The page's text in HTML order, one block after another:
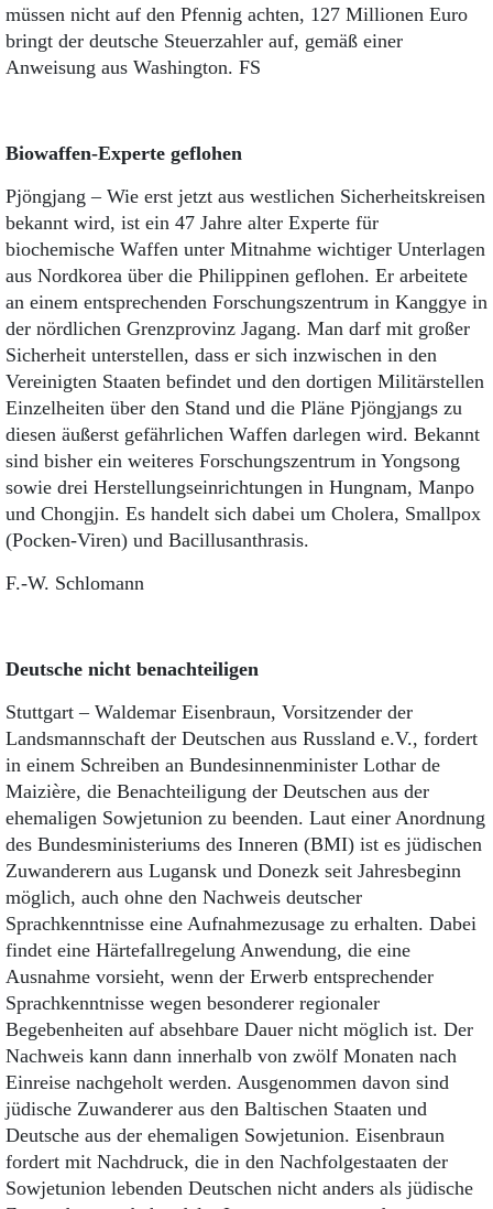
müssen nicht auf den Pfennig achten, 127 Millionen Euro
bringt der deutsche Steuerzahler auf, gemäß einer
Anweisung aus Washington. FS
Biowaffen-Experte geflohen
Pjöngjang – Wie erst jetzt aus westlichen Sicherheitskreisen
bekannt wird, ist ein 47 Jahre alter Experte für
biochemische Waffen unter Mitnahme wichtiger Unterlagen
aus Nordkorea über die Philippinen geflohen. Er arbeitete
an einem entsprechenden Forschungszentrum in Kanggye in
der nördlichen Grenzprovinz Jagang. Man darf mit großer
Sicherheit unterstellen, dass er sich inzwischen in den
Vereinigten Staaten befindet und den dortigen Militärstellen
Einzelheiten über den Stand und die Pläne Pjöngjangs zu
diesen äußerst gefährlichen Waffen darlegen wird. Bekannt
sind bisher ein weiteres Forschungszentrum in Yongsong
sowie drei Herstellungseinrichtungen in Hungnam, Manpo
und Chongjin. Es handelt sich dabei um Cholera, Smallpox
(Pocken-Viren) und Bacillusanthrasis.
F.-W. Schlomann
Deutsche nicht benachteiligen
Stuttgart – Waldemar Eisenbraun, Vorsitzender der
Landsmannschaft der Deutschen aus Russland e.V., fordert
in einem Schreiben an Bundesinnenminister Lothar de
Maizière, die Benachteiligung der Deutschen aus der
ehemaligen Sowjetunion zu beenden. Laut einer Anordnung
des Bundesministeriums des Inneren (BMI) ist es jüdischen
Zuwanderern aus Lugansk und Donezk seit Jahresbeginn
möglich, auch ohne den Nachweis deutscher
Sprachkenntnisse eine Aufnahmezusage zu erhalten. Dabei
findet eine Härtefallregelung Anwendung, die eine
Ausnahme vorsieht, wenn der Erwerb entsprechender
Sprachkenntnisse wegen besonderer regionaler
Begebenheiten auf absehbare Dauer nicht möglich ist. Der
Nachweis kann dann innerhalb von zwölf Monaten nach
Einreise nachgeholt werden. Ausgenommen davon sind
jüdische Zuwanderer aus den Baltischen Staaten und
Deutsche aus der ehemaligen Sowjetunion. Eisenbraun
fordert mit Nachdruck, die in den Nachfolgestaaten der
Sowjetunion lebenden Deutschen nicht anders als jüdische